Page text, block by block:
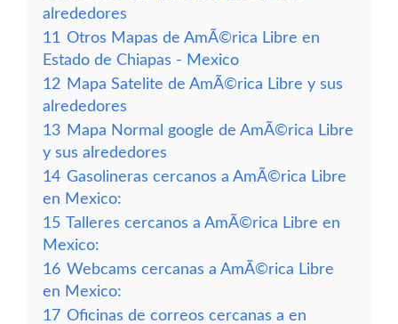
alrededores
11 Otros Mapas de AmÃ©rica Libre en
Estado de Chiapas - Mexico
12 Mapa Satelite de AmÃ©rica Libre y sus
alrededores
13 Mapa Normal google de AmÃ©rica Libre
y sus alrededores
14 Gasolineras cercanos a AmÃ©rica Libre
en Mexico:
15 Talleres cercanos a AmÃ©rica Libre en
Mexico:
16 Webcams cercanas a AmÃ©rica Libre
en Mexico:
17 Oficinas de correos cercanas a en